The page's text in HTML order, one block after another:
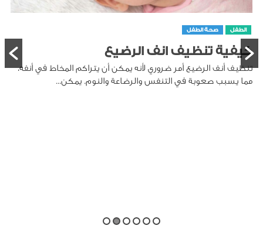
الطفل صحة الطفل
كيفية تنظيف انف الرضيع
تنظيف أنف الرضيع أمر ضروري لأنه يمكن أن يتراكم المخاط في أنفه،
مما يسبب صعوبة في التنفس والرضاعة والنوم. يمكن...